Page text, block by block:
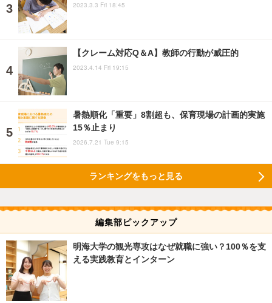
2023.3.3 Fri 18:45
【クレーム対応Q＆A】教師の行動が威圧的
2023.4.14 Fri 19:15
暑熱順化「重要」8割超も、保育現場の計画的実施
15％止まり
2026.7.21 Tue 9:15
ランキングをもっと見る
編集部ピックアップ
明海大学の観光専攻はなぜ就職に強い？100％を支
える実践教育とインターン